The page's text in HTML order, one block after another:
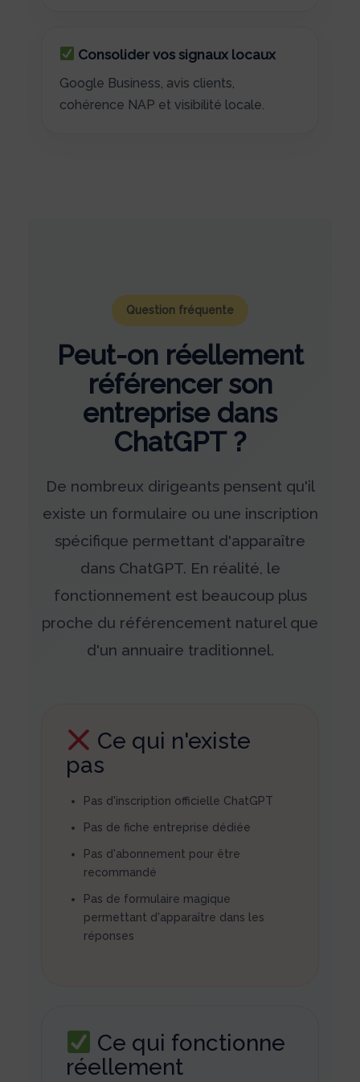
Consolider vos signaux locaux
Google Business, avis clients,
cohérence NAP et visibilité locale.
Question fréquente
Peut-on réellement
référencer son
entreprise dans
ChatGPT ?
De nombreux dirigeants pensent qu'il
existe un formulaire ou une inscription
spécifique permettant d'apparaître
dans ChatGPT. En réalité, le
fonctionnement est beaucoup plus
proche du référencement naturel que
d'un annuaire traditionnel.
Ce qui n'existe
pas
Pas d'inscription officielle ChatGPT
Pas de fiche entreprise dédiée
Pas d'abonnement pour être
recommandé
Pas de formulaire magique
permettant d'apparaître dans les
réponses
Ce qui fonctionne
réellement